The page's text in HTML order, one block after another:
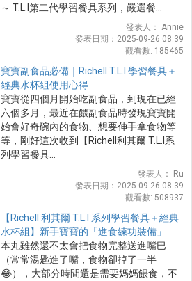
～ T.L.I第二代學習餐具系列，嚴選餐...
發表人： Annie
發表日期：2025-09-26 08:39
觀看數: 185465
寶寶副食品必備｜Richell T.L.I 學習餐具＋
經典水杯組使用心得
寶寶從四個月開始吃副食品，到現在已經
六個多月，最近在餵副食品時發現寶寶開
始會好奇碗內的食物、想要伸手拿食物等
等，剛好這次收到【Richell利其爾 T.L.I系
列學習餐具...
發表人： Ru
發表日期：2025-09-26 08:39
觀看數: 508937
【Richell 利其爾 T.L.I 系列學習餐具＋經典
水杯組】新手寶寶的「進食練功裝備」
本丸雖然還不太會把食物完整送進嘴巴
（常常湯匙進了嘴，食物卻掉了一半
😂），大部分時間還是需要媽媽餵食，不